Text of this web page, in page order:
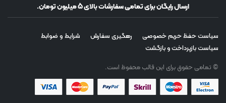
ارسال رایگان برای تمامی سفارشات بالای 5 میلیون تومان.
سیاست حفظ حریم خصوصی رهگیری سفارش
شرایط و ضوابط
سیاست بازپرداخت و بازگشت
© تمامی حقوق برای این قالب محفوظ است.